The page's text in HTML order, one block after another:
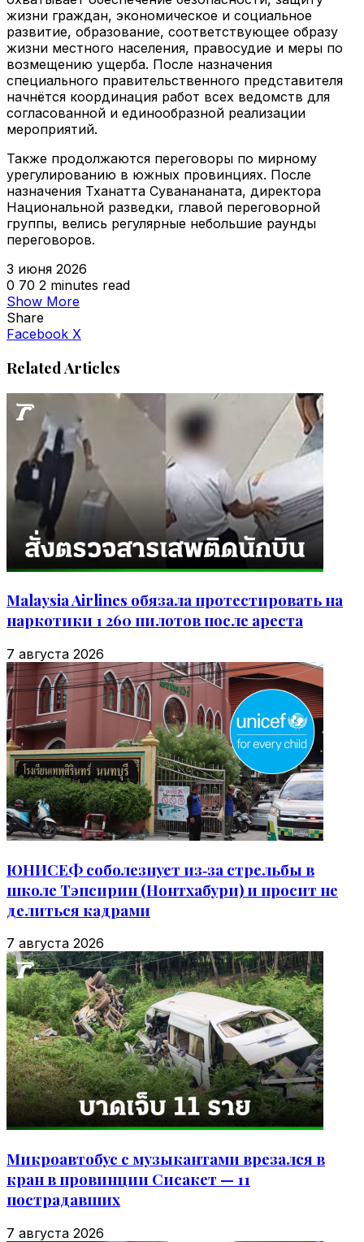
жизни граждан, экономическое и социальное
развитие, образование, соответствующее образу
жизни местного населения, правосудие и меры по
возмещению ущерба. После назначения
специального правительственного представителя
начнётся координация работ всех ведомств для
согласованной и единообразной реализации
мероприятий.
Также продолжаются переговоры по мирному
урегулированию в южных провинциях. После
назначения Тханатта Суванананата, директора
Национальной разведки, главой переговорной
группы, велись регулярные небольшие раунды
переговоров.
3 июня 2026
0 70 2 minutes read
Show More
Share
Facebook X
Related Articles
Malaysia Airlines обязала протестировать на
наркотики 1 260 пилотов после ареста
7 августа 2026
ЮНИСЕФ соболезнует из‑за стрельбы в
школе Тэпсирин (Нонтхабури) и просит не
делиться кадрами
7 августа 2026
Микроавтобус с музыкантами врезался в
кран в провинции Сисакет — 11
пострадавших
7 августа 2026